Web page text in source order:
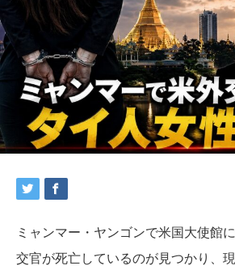
ミャンマー・ヤンゴンで米国大使館
交官が死亡しているのが見つかり、